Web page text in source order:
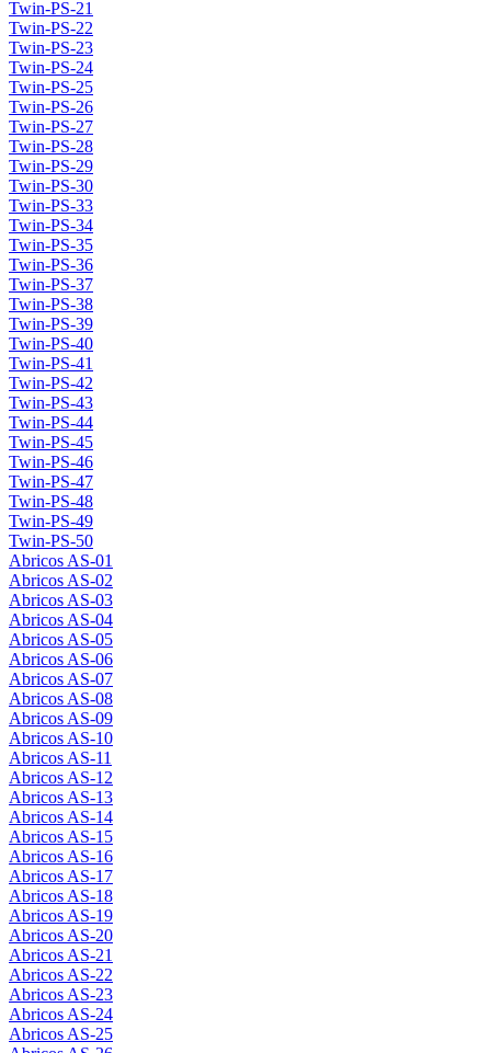
Twin-PS-21
Twin-PS-22
Twin-PS-23
Twin-PS-24
Twin-PS-25
Twin-PS-26
Twin-PS-27
Twin-PS-28
Twin-PS-29
Twin-PS-30
Twin-PS-33
Twin-PS-34
Twin-PS-35
Twin-PS-36
Twin-PS-37
Twin-PS-38
Twin-PS-39
Twin-PS-40
Twin-PS-41
Twin-PS-42
Twin-PS-43
Twin-PS-44
Twin-PS-45
Twin-PS-46
Twin-PS-47
Twin-PS-48
Twin-PS-49
Twin-PS-50
Abricos AS-01
Abricos AS-02
Abricos AS-03
Abricos AS-04
Abricos AS-05
Abricos AS-06
Abricos AS-07
Abricos AS-08
Abricos AS-09
Abricos AS-10
Abricos AS-11
Abricos AS-12
Abricos AS-13
Abricos AS-14
Abricos AS-15
Abricos AS-16
Abricos AS-17
Abricos AS-18
Abricos AS-19
Abricos AS-20
Abricos AS-21
Abricos AS-22
Abricos AS-23
Abricos AS-24
Abricos AS-25